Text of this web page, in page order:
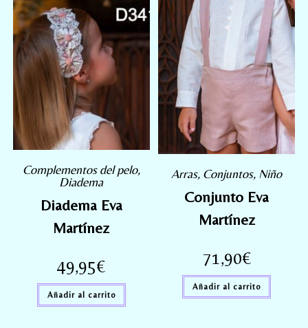
Complementos del pelo,
Diadema
Diadema Eva
Martínez
49,95€
Añadir al carrito
Arras, Conjuntos, Niño
Conjunto Eva
Martínez
71,90€
Añadir al carrito